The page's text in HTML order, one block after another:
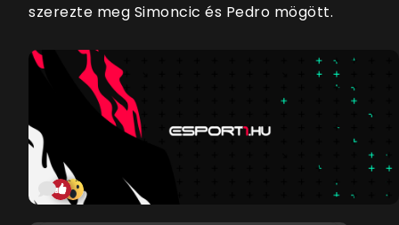
szerezte meg Simoncic és Pedro mögött.